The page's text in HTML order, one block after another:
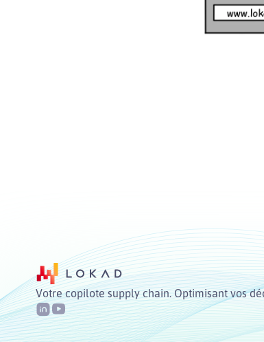
Votre copilote supply chain. Optimisant vos